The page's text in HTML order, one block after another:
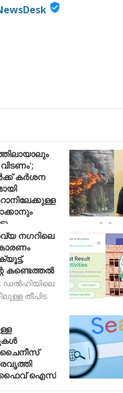
verified_user
കർശന
നഗറിലെ
കാരണം
കണ്ടെത്തല്‍
തീപിട
ദില്ലി:
പോർട്ടലിന്
ചൈനീസ്
ഫൈവ് ഐസ്